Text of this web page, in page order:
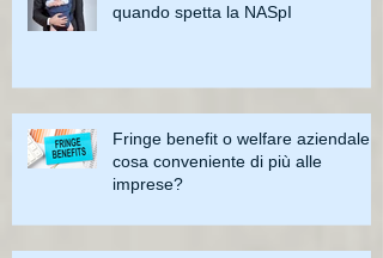
quando spetta la NASpI
Fringe benefit o welfare aziendale:
cosa conveniente di più alle
imprese?